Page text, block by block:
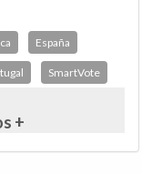
España
SmartVote
+